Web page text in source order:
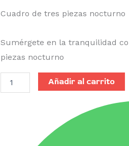
Cuadro de tres piezas nocturno
Sumérgete en la tranquilidad
piezas nocturno
Añadir al carrito